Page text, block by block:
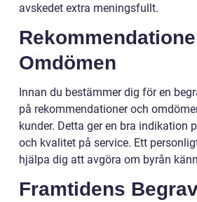
avskedet extra meningsfullt.
Omdömen
Innan du bestämmer dig för en
på rekommendationer och
kunder. Detta ger en bra indikation
och kvalitet på service. Ett
hjälpa dig att avgöra om byrån
Framtidens